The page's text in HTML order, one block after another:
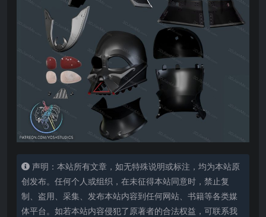
声明：本站所有文章，如无特殊说明或标注，均为本站原
创发布。任何个人或组织，在未征得本站同意时，禁止复
制、盗用、采集、发布本站内容到任何网站、书籍等各类媒
体平台。如若本站内容侵犯了原著者的合法权益，可联系我